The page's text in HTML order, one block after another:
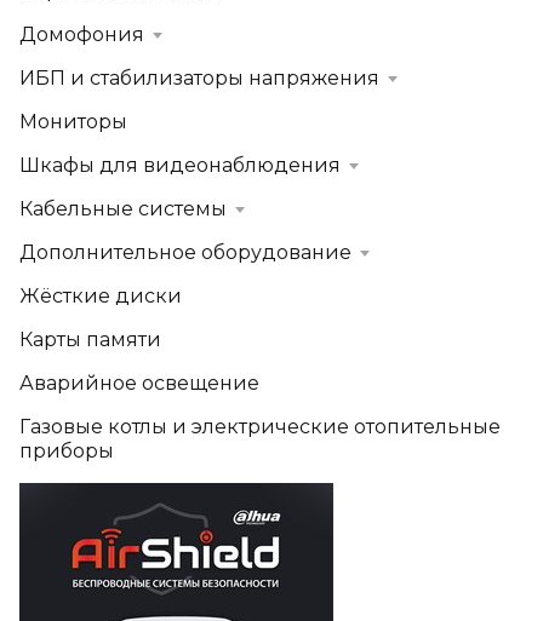
Домофония
ИБП и стабилизаторы напряжения
Мониторы
Шкафы для видеонаблюдения
Кабельные системы
Дополнительное оборудование
Жёсткие диски
Карты памяти
Аварийное освещение
Газовые котлы и электрические отопительные
приборы